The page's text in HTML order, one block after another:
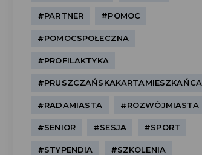
#PARTNER #POMOC
#POMOCSPOŁECZNA
#PROFILAKTYKA
#PRUSZCZAŃSKAKARTAMIESZKAŃCA
#RADAMIASTA #ROZWÓJMIASTA
#SENIOR #SESJA #SPORT
#STYPENDIA #SZKOLENIA